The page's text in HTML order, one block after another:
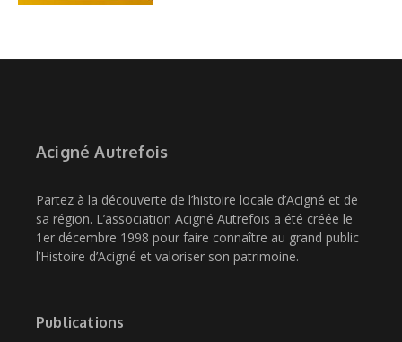
Acigné Autrefois
Partez à la découverte de l’histoire locale d’Acigné et de
sa région. L’association Acigné Autrefois a été créée le
1er décembre 1998 pour faire connaître au grand public
l’Histoire d’Acigné et valoriser son patrimoine.
Publications